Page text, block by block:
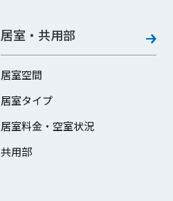
居室・共用部
居室空間
居室タイプ
居室料金・空室状況
共用部